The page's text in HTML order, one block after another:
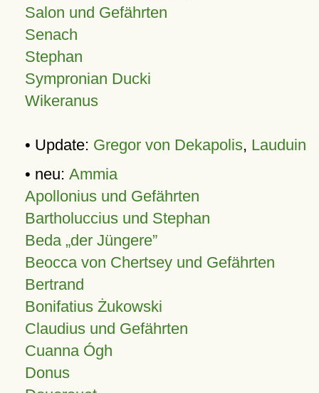
Salon und Gefährten
Senach
Stephan
Sympronian Ducki
Wikeranus
• Update: Gregor von Dekapolis, Lauduin
• neu: Ammia
Apollonius und Gefährten
Bartholuccius und Stephan
Beda „der Jüngere”
Beocca von Chertsey und Gefährten
Bertrand
Bonifatius Żukowski
Claudius und Gefährten
Cuanna Ógh
Donus